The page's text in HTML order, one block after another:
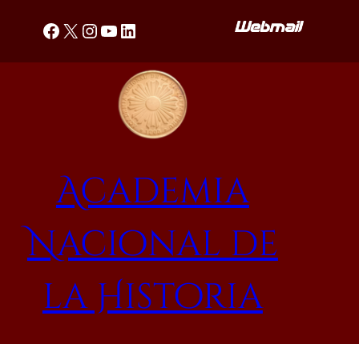
Facebook
X Instagram
YouTube
LinkedIn
Academia
Nacional de
la Historia